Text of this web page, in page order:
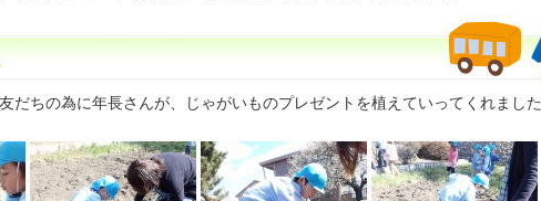
だちの為に年長さんが、じゃがいものプレゼントを植えていってくれました